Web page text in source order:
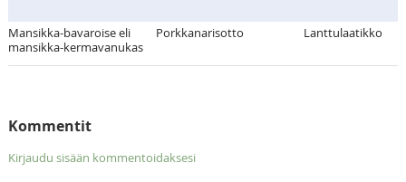
Mansikka-bavaroise eli
mansikka-kermavanukas
Porkkanarisotto Lanttulaatikko
Kommentit
Kirjaudu sisään kommentoidaksesi